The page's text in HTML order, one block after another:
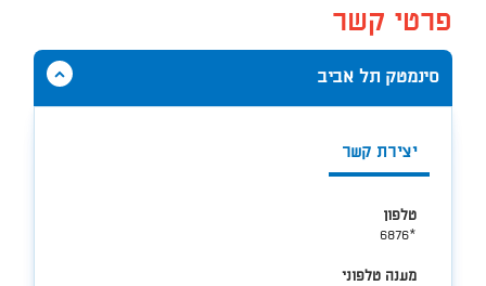
פרטי קשר
הסתר
תוכן
אודות
סינמטק תל אביב
יצירת קשר
טלפון
*6876
מענה טלפוני